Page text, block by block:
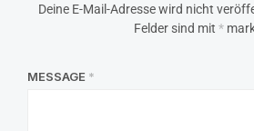
Deine E-Mail-Adresse wird nicht
Felder sind mit *
MESSAGE *